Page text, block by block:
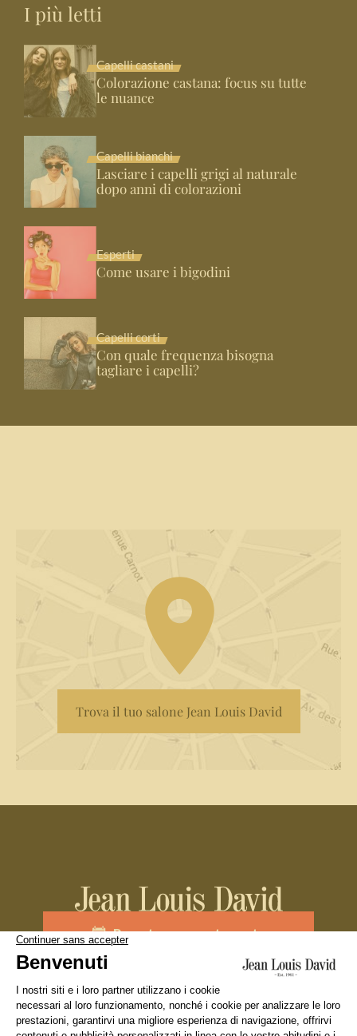
I più letti
Capelli castani
Colorazione castana: focus su tutte
le nuance
Capelli bianchi
Lasciare i capelli grigi al naturale
dopo anni di colorazioni
Esperti
Come usare i bigodini
Capelli corti
Con quale frequenza bisogna
tagliare i capelli?
Trova il tuo salone Jean Louis David
Prenota un appuntamento